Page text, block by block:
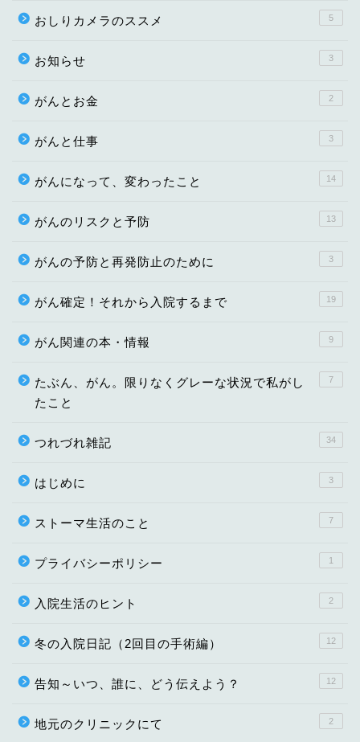
おしりカメラのススメ 5
お知らせ 3
がんとお金 2
がんと仕事 3
がんになって、変わったこと 14
がんのリスクと予防 13
がんの予防と再発防止のために 3
がん確定！それから入院するまで 19
がん関連の本・情報 9
たぶん、がん。限りなくグレーな状況で私がし
たこと
7
つれづれ雑記 34
はじめに 3
ストーマ生活のこと 7
プライバシーポリシー 1
入院生活のヒント 2
冬の入院日記（2回目の手術編） 12
告知～いつ、誰に、どう伝えよう？ 12
地元のクリニックにて 2